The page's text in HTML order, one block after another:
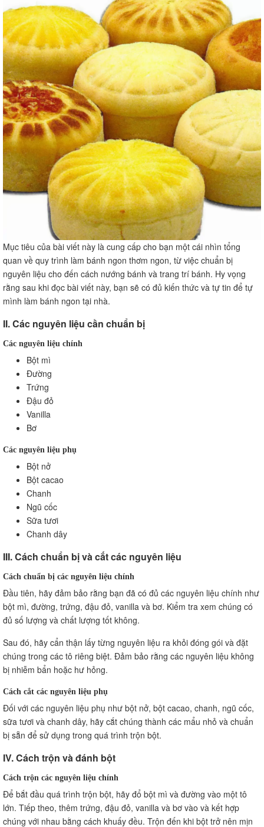
Mục tiêu của bài viết này là cung cấp cho bạn một cái nhìn tổng
quan về quy trình làm bánh ngon thơm ngon, từ việc chuẩn bị
nguyên liệu cho đến cách nướng bánh và trang trí bánh. Hy vọng
rằng sau khi đọc bài viết này, bạn sẽ có đủ kiến thức và tự tin để tự
mình làm bánh ngon tại nhà.
II. Các nguyên liệu cần chuẩn bị
Các nguyên liệu chính
Bột mì
Đường
Trứng
Đậu đỏ
Vanilla
Bơ
Các nguyên liệu phụ
Bột nở
Bột cacao
Chanh
Ngũ cốc
Sữa tươi
Chanh dây
III. Cách chuẩn bị và cắt các nguyên liệu
Cách chuẩn bị các nguyên liệu chính
Đầu tiên, hãy đảm bảo rằng bạn đã có đủ các nguyên liệu chính như
bột mì, đường, trứng, đậu đỏ, vanilla và bơ. Kiểm tra xem chúng có
đủ số lượng và chất lượng tốt không.
Sau đó, hãy cẩn thận lấy từng nguyên liệu ra khỏi đóng gói và đặt
chúng trong các tô riêng biệt. Đảm bảo rằng các nguyên liệu không
bị nhiễm bẩn hoặc hư hỏng.
Cách cắt các nguyên liệu phụ
Đối với các nguyên liệu phụ như bột nở, bột cacao, chanh, ngũ cốc,
sữa tươi và chanh dây, hãy cắt chúng thành các mẩu nhỏ và chuẩn
bị sẵn để sử dụng trong quá trình trộn bột.
IV. Cách trộn và đánh bột
Cách trộn các nguyên liệu chính
Để bắt đầu quá trình trộn bột, hãy đổ bột mì và đường vào một tô
lớn. Tiếp theo, thêm trứng, đậu đỏ, vanilla và bơ vào và kết hợp
chúng với nhau bằng cách khuấy đều. Trộn đến khi bột trở nên mịn